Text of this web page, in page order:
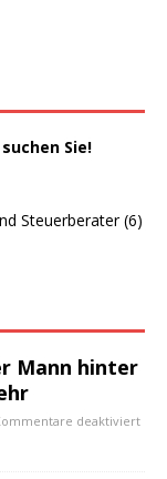
Sie!
Steuerberater (6)
Mann hinter
deaktiviert